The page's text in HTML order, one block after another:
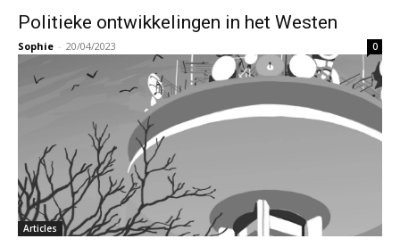
Politieke ontwikkelingen in het Westen
Sophie - 20/04/2023 0
Articles